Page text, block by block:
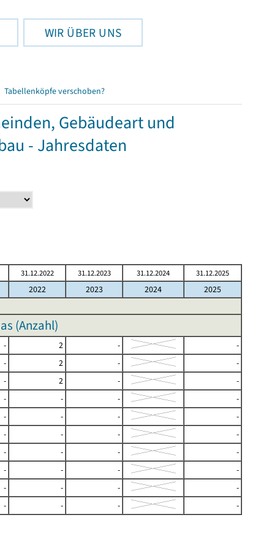
WIR ÜBER UNS
Tabellenköpfe verschoben?
Gebäudeart und
- Jahresdaten
31.12.2022 31.12.2023 31.12.2024 31.12.2025
2022 2023 2024
2025
(Anzahl)
- 2 -
-
- 2 -
-
- 2 -
-
- - -
-
- - -
-
- - -
-
- - -
-
- - -
-
- - -
-
- - - -